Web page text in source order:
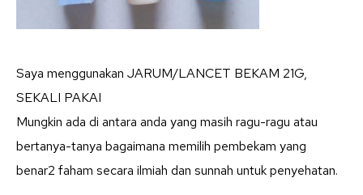
Saya menggunakan JARUM/LANCET BEKAM 21G,
SEKALI PAKAI
Mungkin ada di antara anda yang masih ragu-ragu atau
bertanya-tanya bagaimana memilih pembekam yang
benar2 faham secara ilmiah dan sunnah untuk penyehatan.